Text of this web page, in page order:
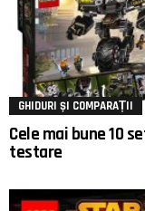
GHIDURI ȘI COMPARAȚII
Cele mai bune 10
testare